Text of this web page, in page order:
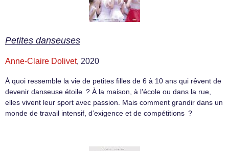
Petites danseuses
Anne-Claire Dolivet, 2020
À quoi ressemble la vie de petites filles de 6 à 10 ans qui rêvent de
devenir danseuse étoile ? À la maison, à l’école ou dans la rue,
elles vivent leur sport avec passion. Mais comment grandir dans un
monde de travail intensif, d’exigence et de compétitions ?